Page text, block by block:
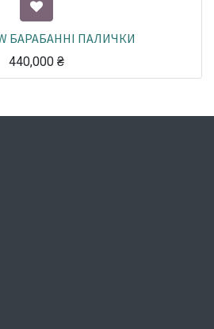
БАРАБАННІ ПАЛИЧКИ
440,000 ₴